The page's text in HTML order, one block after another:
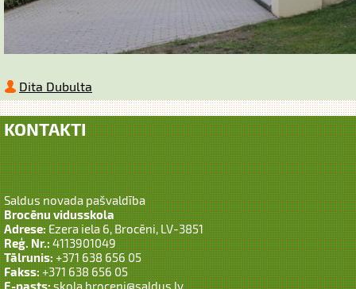
Dita Dubulta
KONTAKTI
Saldus novada pašvaldība
Brocēnu vidusskola
Adrese:Ezera iela 6, Brocēni, LV-3851
Reģ. Nr.:4113901049
Tālrunis:+371 638 656 05
Fakss:+371 638 656 05
E-pasts:skola.broceni@saldus.lv